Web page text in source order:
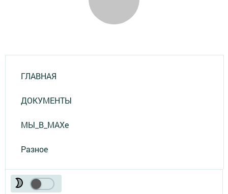
ГЛАВНАЯ
ДОКУМЕНТЫ
МЫ_В_MAXе
Разное